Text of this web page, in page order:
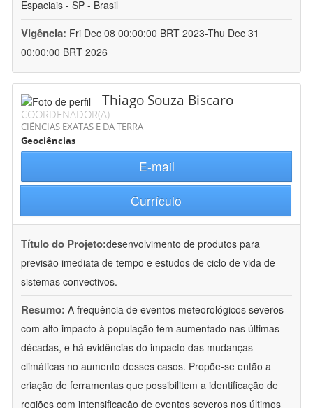
Espaciais - SP - Brasil
Vigência: Fri Dec 08 00:00:00 BRT 2023-Thu Dec 31
00:00:00 BRT 2026
Thiago Souza Biscaro
COORDENADOR(A)
CIÊNCIAS EXATAS E DA TERRA
Geociências
E-mail
Currículo
Título do Projeto:desenvolvimento de produtos para
previsão imediata de tempo e estudos de ciclo de vida de
sistemas convectivos.
Resumo: A frequência de eventos meteorológicos severos
com alto impacto à população tem aumentado nas últimas
décadas, e há evidências do impacto das mudanças
climáticas no aumento desses casos. Propõe-se então a
criação de ferramentas que possibilitem a identificação de
regiões com intensificação de eventos severos nos últimos